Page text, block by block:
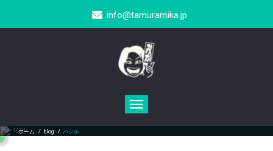
info@tamuramika.jp
Toggle
navigation
バジルホーム / blog / バジル